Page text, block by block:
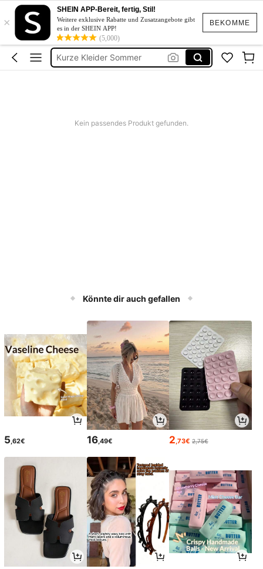
BEKOMME
×
SHEIN APP-Bereit, fertig, Stil!
Weitere exklusive Rabatte und Zusatzangebote gibt
es in der SHEIN APP!
(5,000)
Kurze Hose Männer
Plumbing Fittings
Kurze Kleider Sommer
Bikini
Plumbing Fittings
Kein passendes Produkt gefunden.
Könnte dir auch gefallen
5 ,62€ 16,49€ 2 ,73€ 2,75€